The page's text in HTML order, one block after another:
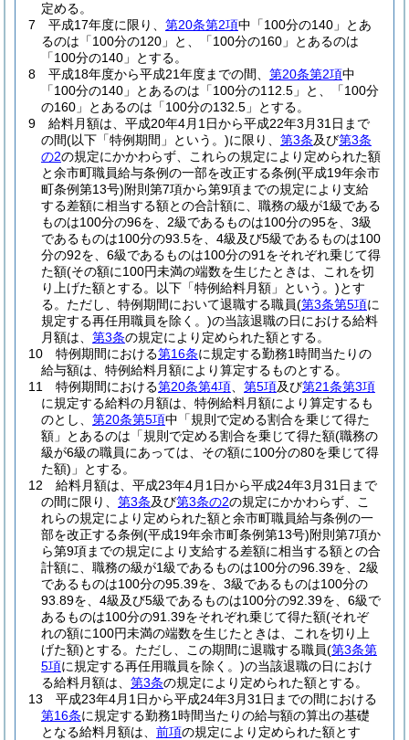
定める。
7
平成17年度に限り、 第20条第2項中「100分の140」とあ
るのは「100分の120」と、「100分の160」とあるのは
「100分の140」とする。
8
平成18年度から平成21年度までの間、 第20条第2項中
「100分の140」とあるのは「100分の112.5」と、「100分
の160」とあるのは「100分の132.5」とする。
9
給料月額は、平成20年4月1日から平成22年3月31日まで
の間(以下「特例期間」という。)に限り、 第3条及び第3条
の2の規定にかかわらず、これらの規定により定められた額
と余市町職員給与条例の一部を改正する条例(平成19年余市
町条例第13号)附則第7項から第9項までの規定により支給
する差額に相当する額との合計額に、職務の級が1級である
ものは100分の96を、2級であるものは100分の95を、3級
であるものは100分の93.5を、4級及び5級であるものは100
分の92を、6級であるものは100分の91をそれぞれ乗じて得
た額(その額に100円未満の端数を生じたときは、これを切
り上げた額とする。以下「特例給料月額」という。)とす
る。 ただし、特例期間において退職する職員(第3条第5項に
規定する再任用職員を除く。)の当該退職の日における給料
月額は、 第3条の規定により定められた額とする。
10
特例期間における第16条に規定する勤務1時間当たりの
給与額は、特例給料月額により算定するものとする。
11
特例期間における第20条第4項 第5項及び第21条第3項
に規定する給料の月額は、特例給料月額により算定するも
のとし、 第20条第5項中「規則で定める割合を乗じて得た
額」とあるのは「規則で定める割合を乗じて得た額(職務の
級が6級の職員にあっては、その額に100分の80を乗じて得
た額) 」とする。
12
給料月額は、平成23年4月1日から平成24年3月31日まで
の間に限り、 第3条及び第3条の2の規定にかかわらず、こ
れらの規定により定められた額と余市町職員給与条例の一
部を改正する条例(平成19年余市町条例第13号)附則第7項か
ら第9項までの規定により支給する差額に相当する額との合
計額に、職務の級が1級であるものは100分の96.39を、2級
であるものは100分の95.39を、3級であるものは100分の
93.89を、4級及び5級であるものは100分の92.39を、6級で
あるものは100分の91.39をそれぞれ乗じて得た額(それぞ
れの額に100円未満の端数を生じたときは、これを切り上
げた額)とする。 ただし、この期間に退職する職員(第3条第
5項に規定する再任用職員を除く。)の当該退職の日におけ
る給料月額は、 第3条の規定により定められた額とする。
13
平成23年4月1日から平成24年3月31日までの間における
第16条に規定する勤務1時間当たりの給与額の算出の基礎
となる給料月額は、 前項の規定により定められた額とす